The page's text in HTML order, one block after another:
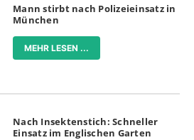
Mann stirbt nach Polizeieinsatz in
München
MEHR LESEN ...
Nach Insektenstich: Schneller
Einsatz im Englischen Garten